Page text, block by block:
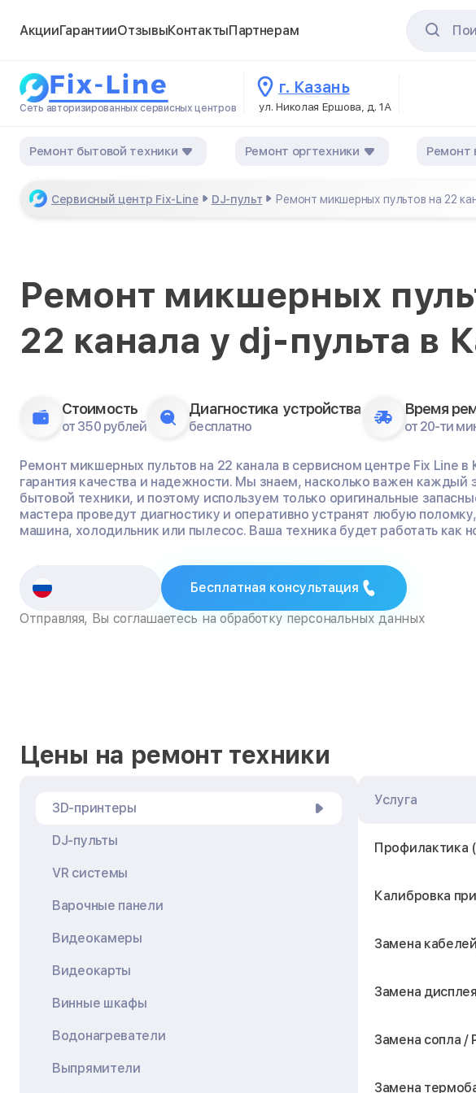
АкцииГарантииОтзывыКонтактыПартнерам
Сеть авторизированных сервисных центров
г. Казань
ул. Николая Ершова, д. 1А
Ремонт бытовой техники Ремонт оргтехники Ремонт
Сервисный центр Fix-Line DJ-пульт Ремонт микшерных пультов на 22
Ремонт микшерных
22 канала у dj-пульта в
Стоимость
от 350 рублей
Диагностика устройства
бесплатно
Время
от 20-ти
Ремонт микшерных пультов на 22 канала в сервисном центре Fix Line в
гарантия качества и надежности. Мы знаем, насколько важен каждый
бытовой техники, и поэтому используем только оригинальные
мастера проведут диагностику и оперативно устранят любую
машина, холодильник или пылесос. Ваша техника будет работать как
Бесплатная консультация
Отправляя, Вы соглашаетесь на обработку персональных данных
Цены на ремонт техники
3D-принтеры
DJ-пульты
VR системы
Варочные панели
Видеокамеры
Видеокарты
Винные шкафы
Водонагреватели
Выпрямители
Услуга
Профилактика
Калибровка
Замена
Замена
Замена сопла /
Замена